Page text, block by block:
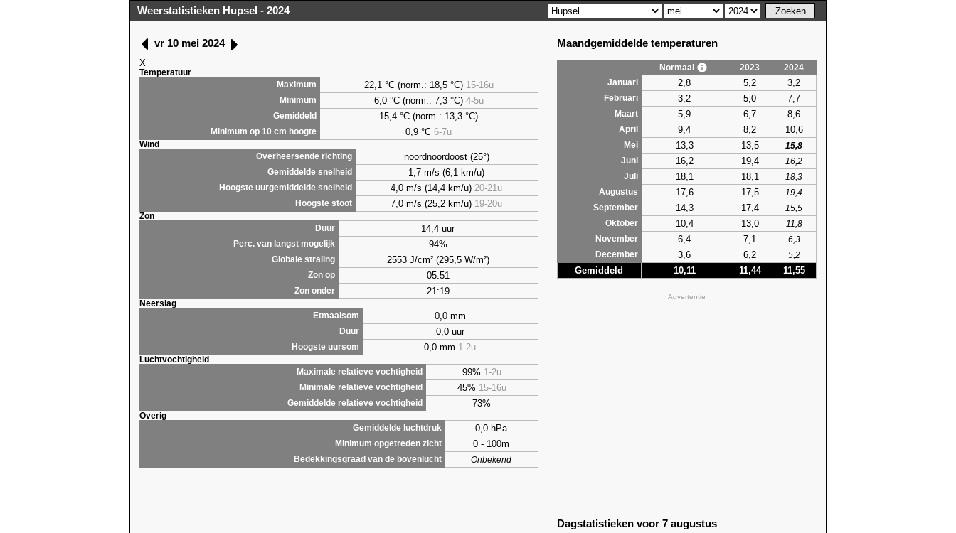
Weerstatistieken Hupsel - 2024
vr 10 mei 2024
X
Temperatuur
Maximum
22,1 °C (norm.: 18,5 °C) 15-16u
Minimum 6,0°C (norm.: 7,3 °C) 4-5u
Gemiddeld 15,4 °C (norm.: 13,3 °C)
Minimum op 10 cm hoogte 0,9 °C6-7u
Wind
Overheersende richting
noordnoordoost (25°)
Gemiddelde snelheid 1,7 m/s (6,1 km/u)
Hoogste uurgemiddelde snelheid 4,0 m/s (14,4 km/u) 20-21u
Hoogste stoot 7,0 m/s (25,2 km/u) 19-20u
Zon
Duur
14,4 uur
Perc. van langst mogelijk 94%
Globale straling 2553 J/cm² (295,5 W/m²)
Zon op 05:51
Zon onder 21:19
Neerslag
Etmaalsom
0,0 mm
Duur 0,0 uur
Hoogste uursom 0,0 mm 1-2u
Luchtvochtigheid
Maximale relatieve vochtigheid
99% 1-2u
Minimale relatieve vochtigheid 45% 15-16u
Gemiddelde relatieve vochtigheid 73%
Overig
Gemiddelde luchtdruk
0,0 hPa
Minimum opgetreden zicht 0 - 100m
Bedekkingsgraad van de bovenlucht Onbekend
Maandgemiddelde temperaturen
Normaal 2023
2024
Januari
2,8 5,2 3,2
Februari 3,2 5,0 7,7
Maart 5,9 6,7 8,6
April 9,4 8,2 10,6
Mei 13,3 13,5
15,8
Juni
16,2 19,4
16,2
Juli
18,1 18,1
18,3
Augustus
17,6 17,5
19,4
September
14,3 17,4
15,5
Oktober
10,4 13,0
11,8
November
6,4 7,1
6,3
December
3,6 6,2 5,2
Gemiddeld 10,11 11,44 11,55
Advertentie
Dagstatistieken voor 7 augustus